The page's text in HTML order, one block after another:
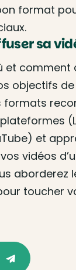
format
sa
et comment
objectifs de
formats
et
vidéos
aborderez
toucher